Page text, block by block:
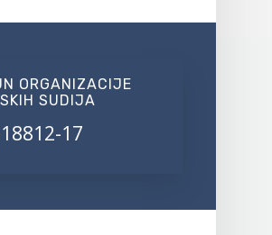
ORGANIZACIJE
SUDIJA
17